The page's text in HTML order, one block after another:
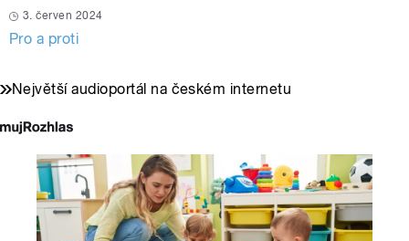
3. červen 2024
Pro a proti
Největší audioportál na českém internetu